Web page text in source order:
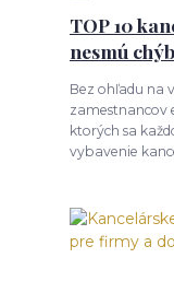
TOP 10
nesmú
Bez ohľadu na
zamestnancov
ktorých sa
vybavenie